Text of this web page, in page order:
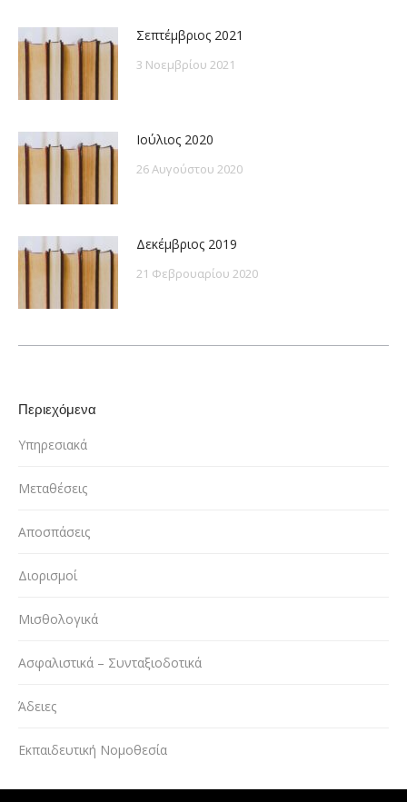
Σεπτέμβριος 2021
3 Νοεμβρίου 2021
Ιούλιος 2020
26 Αυγούστου 2020
Δεκέμβριος 2019
21 Φεβρουαρίου 2020
Περιεχόμενα
Υπηρεσιακά
Μεταθέσεις
Αποσπάσεις
Διορισμοί
Μισθολογικά
Ασφαλιστικά – Συνταξιοδοτικά
Άδειες
Εκπαιδευτική Νομοθεσία